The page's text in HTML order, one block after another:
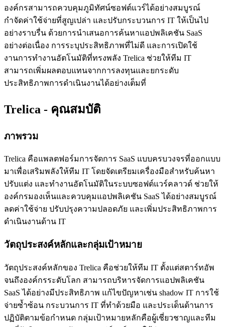
องค์กรสามารถควบคุมภูมิทัศน์ซอฟต์แวร์ได้อย่างสมบูรณ์
กำจัดค่าใช้จ่ายที่สูญเปล่า และปรับกระบวนการ IT ให้เป็นไป
อย่างราบรื่น ด้วยการนำเสนอการค้นหาแอปพลิเคชัน SaaS
อย่างต่อเนื่อง การระบุประสิทธิภาพที่ไม่ดี และการเปิดใช้
งานการทำงานอัตโนมัติที่ทรงพลัง Trelica ช่วยให้ทีม IT
สามารถเพิ่มผลตอบแทนจากการลงทุนและยกระดับ
ประสิทธิภาพการดำเนินงานได้อย่างเต็มที่
Trelica - คุณสมบัติ
ภาพรวม
Trelica คือแพลตฟอร์มการจัดการ SaaS แบบครบวงจรที่ออกแบบ
มาเพื่อเสริมพลังให้ทีม IT โดยจัดเตรียมเครื่องมือสำหรับค้นหา
ปรับแต่ง และทำงานอัตโนมัติในระบบซอฟต์แวร์คลาวด์ ช่วยให้
องค์กรมองเห็นและควบคุมแอปพลิเคชัน SaaS ได้อย่างสมบูรณ์
ลดค่าใช้จ่าย ปรับปรุงความปลอดภัย และเพิ่มประสิทธิภาพการ
ดำเนินงานด้าน IT
วัตถุประสงค์หลักและกลุ่มเป้าหมาย
วัตถุประสงค์หลักของ Trelica คือช่วยให้ทีม IT ตั้งแต่สตาร์ทอัพ
จนถึงองค์กรระดับโลก สามารถบริหารจัดการแอปพลิเคชัน
SaaS ได้อย่างมีประสิทธิภาพ แก้ไขปัญหาเช่น shadow IT การใช้
จ่ายซ้ำซ้อน กระบวนการ IT ที่ทำด้วยมือ และประเด็นด้านการ
ปฏิบัติตามข้อกำหนด กลุ่มเป้าหมายหลักคือผู้เชี่ยวชาญและทีม